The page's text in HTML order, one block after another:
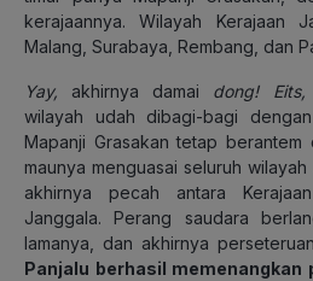
kerajaannya. Wilayah Kerajaan
Malang, Surabaya, Rembang, dan
Yay, akhirnya damai dong! Eits,
wilayah udah dibagi-bagi
Mapanji Grasakan tetap berantem
maunya menguasai seluruh wilayah
akhirnya pecah antara
Janggala. Perang saudara
lamanya, dan akhirnya
Panjalu berhasil memenangkan